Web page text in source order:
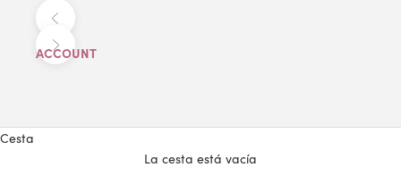
Siguiente
ACCOUNT
Cesta
La cesta está vacía